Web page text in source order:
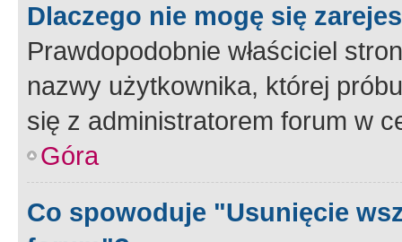
Dlaczego nie mogę się
Prawdopodobnie właściciel
nazwy użytkownika, której
się z administratorem forum w
Góra
Co spowoduje "Usunięcie